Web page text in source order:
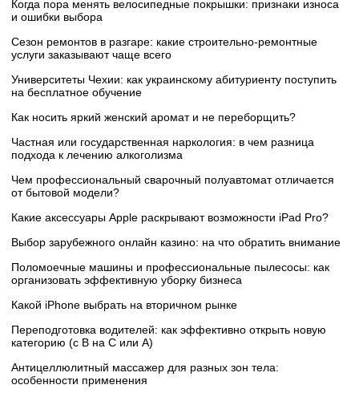
Когда пора менять велосипедные покрышки: признаки износа
и ошибки выбора
Сезон ремонтов в разгаре: какие строительно-ремонтные
услуги заказывают чаще всего
Университеты Чехии: как украинскому абитуриенту поступить
на бесплатное обучение
Как носить яркий женский аромат и не переборщить?
Частная или государственная наркология: в чем разница
подхода к лечению алкоголизма
Чем профессиональный сварочный полуавтомат отличается
от бытовой модели?
Какие аксессуары Apple раскрывают возможности iPad Pro?
Выбор зарубежного онлайн казино: на что обратить внимание
Поломоечные машины и профессиональные пылесосы: как
организовать эффективную уборку бизнеса
Какой iPhone выбрать на вторичном рынке
Переподготовка водителей: как эффективно открыть новую
категорию (с B на C или А)
Антицеллюлитный массажер для разных зон тела:
особенности применения